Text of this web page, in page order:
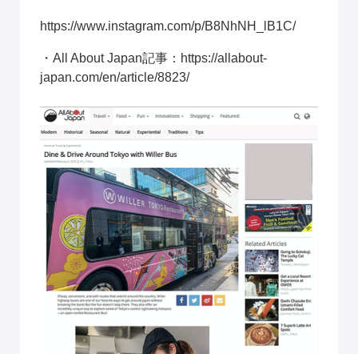
https://www.instagram.com/p/B8NhNH_lB1C/
・All About Japan記事： https://allabout-
japan.com/en/article/8823/